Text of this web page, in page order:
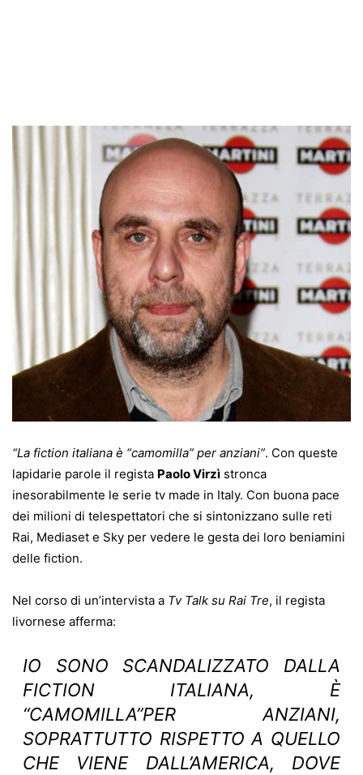
“La fiction italiana è “camomilla” per anziani”. Con queste
lapidarie parole il regista Paolo Virzì stronca
inesorabilmente le serie tv made in Italy. Con buona pace
dei milioni di telespettatori che si sintonizzano sulle reti
Rai, Mediaset e Sky per vedere le gesta dei loro beniamini
delle fiction.
Nel corso di un’intervista a Tv Talk su Rai Tre, il regista
livornese afferma:
IO SONO SCANDALIZZATO DALLA
FICTION ITALIANA, È
“CAMOMILLA”PER ANZIANI,
SOPRATTUTTO RISPETTO A QUELLO
CHE VIENE DALL’AMERICA, DOVE